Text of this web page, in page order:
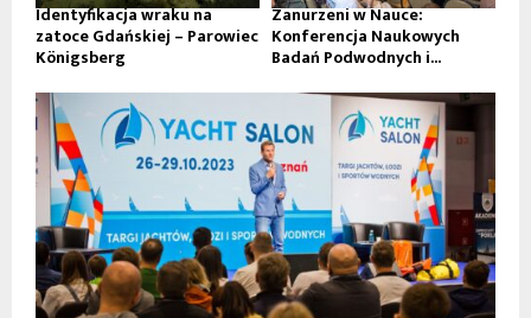
Identyfikacja wraku na
zatoce Gdańskiej – Parowiec
Königsberg
Zanurzeni w Nauce:
Konferencja Naukowych
Badań Podwodnych i...